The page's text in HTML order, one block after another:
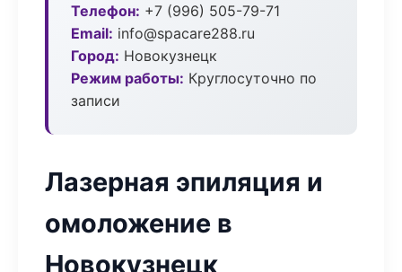
Телефон: +7 (996) 505-79-71
Email: info@spacare288.ru
Город: Новокузнецк
Режим работы: Круглосуточно по
записи
Лазерная эпиляция и
омоложение в
Новокузнецк